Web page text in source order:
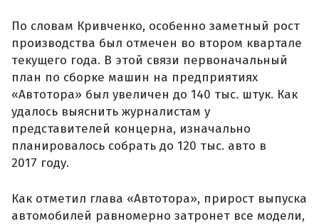
По словам Кривченко, особенно заметный рост
производства был отмечен во втором квартале
текущего года. В этой связи первоначальный
план по сборке машин на предприятиях
«Автотора» был увеличен до 140 тыс. штук. Как
удалось выяснить журналистам у
представителей концерна, изначально
планировалось собрать до 120 тыс. авто в
2017 году.
Как отметил глава «Автотора», прирост выпуска
автомобилей равномерно затронет все модели,